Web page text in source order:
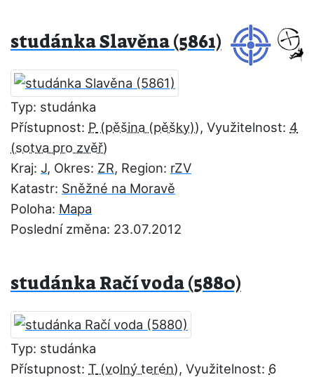
studánka Slavěna (5861)
Typ: studánka
Přístupnost: P , Využitelnost: 4
Kraj: J, Okres: ZR, Region: rZV
Katastr: Sněžné na Moravě
Poloha: Mapa
Poslední změna: 23.07.2012
studánka Račí voda (5880)
Typ: studánka
Přístupnost: T , Využitelnost: 6